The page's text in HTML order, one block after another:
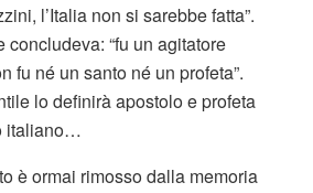
l’Italia non si sarebbe fatta”.
concludeva: “fu un agitatore
fu né un santo né un profeta”.
lo definirà apostolo e profeta
italiano…
è ormai rimosso dalla memoria